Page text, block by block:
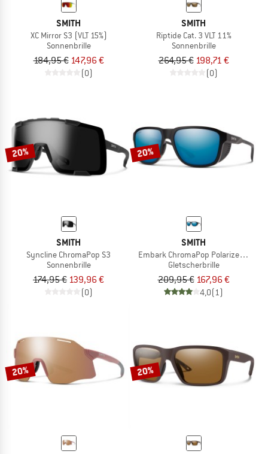
SMITH
XC Mirror S3 (VLT 15%)
Sonnenbrille
184,95 € 147,96 €
(0)
SMITH
Riptide Cat. 3 VLT 11%
Sonnenbrille
264,95 € 198,71 €
(0)
20%
SMITH
Syncline ChromaPop S3
Sonnenbrille
174,95 € 139,96 €
(0)
20%
SMITH
Embark ChromaPop Polarized Mirror
Gletscherbrille
209,95 € 167,96 €
4,0(1)
20% 20%